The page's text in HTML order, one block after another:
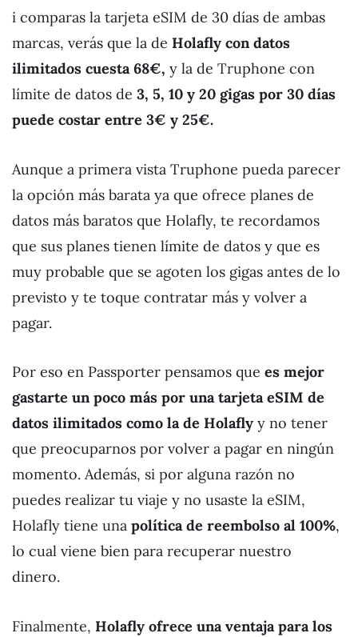
i comparas la tarjeta eSIM de 30 días de ambas
marcas, verás que la de Holafly con datos
ilimitados cuesta 68€, y la de Truphone con
límite de datos de 3, 5, 10 y 20 gigas por 30 días
puede costar entre 3€ y 25€.
Aunque a primera vista Truphone pueda parecer
la opción más barata ya que ofrece planes de
datos más baratos que Holafly, te recordamos
que sus planes tienen límite de datos y que es
muy probable que se agoten los gigas antes de lo
previsto y te toque contratar más y volver a
pagar.
Por eso en Passporter pensamos que es mejor
gastarte un poco más por una tarjeta eSIM de
datos ilimitados como la de Holafly y no tener
que preocuparnos por volver a pagar en ningún
momento. Además, si por alguna razón no
puedes realizar tu viaje y no usaste la eSIM,
Holafly tiene una política de reembolso al 100%,
lo cual viene bien para recuperar nuestro
dinero.
Finalmente, Holafly ofrece una ventaja para los